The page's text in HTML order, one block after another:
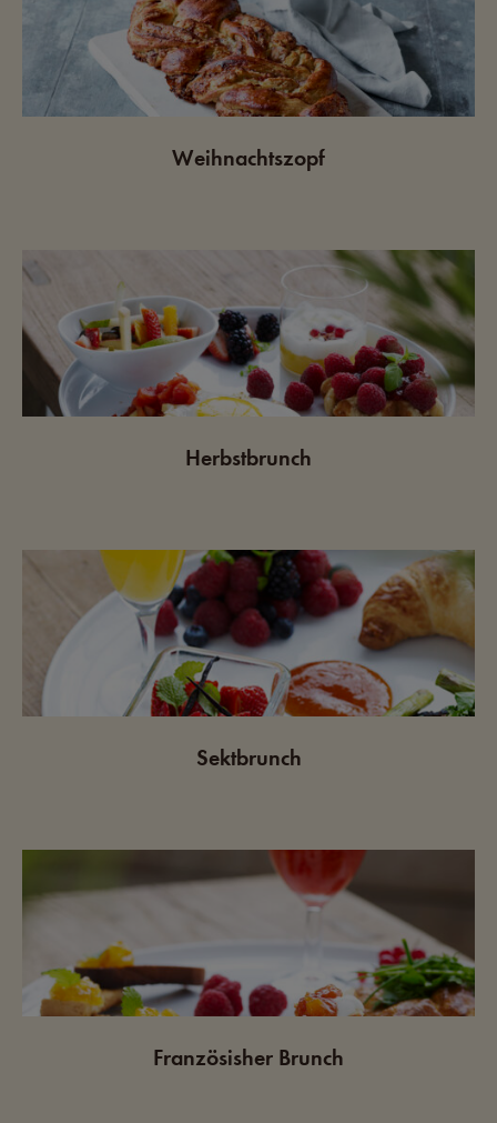
Weihnachtszopf
Herbstbrunch
Sektbrunch
Französisher Brunch